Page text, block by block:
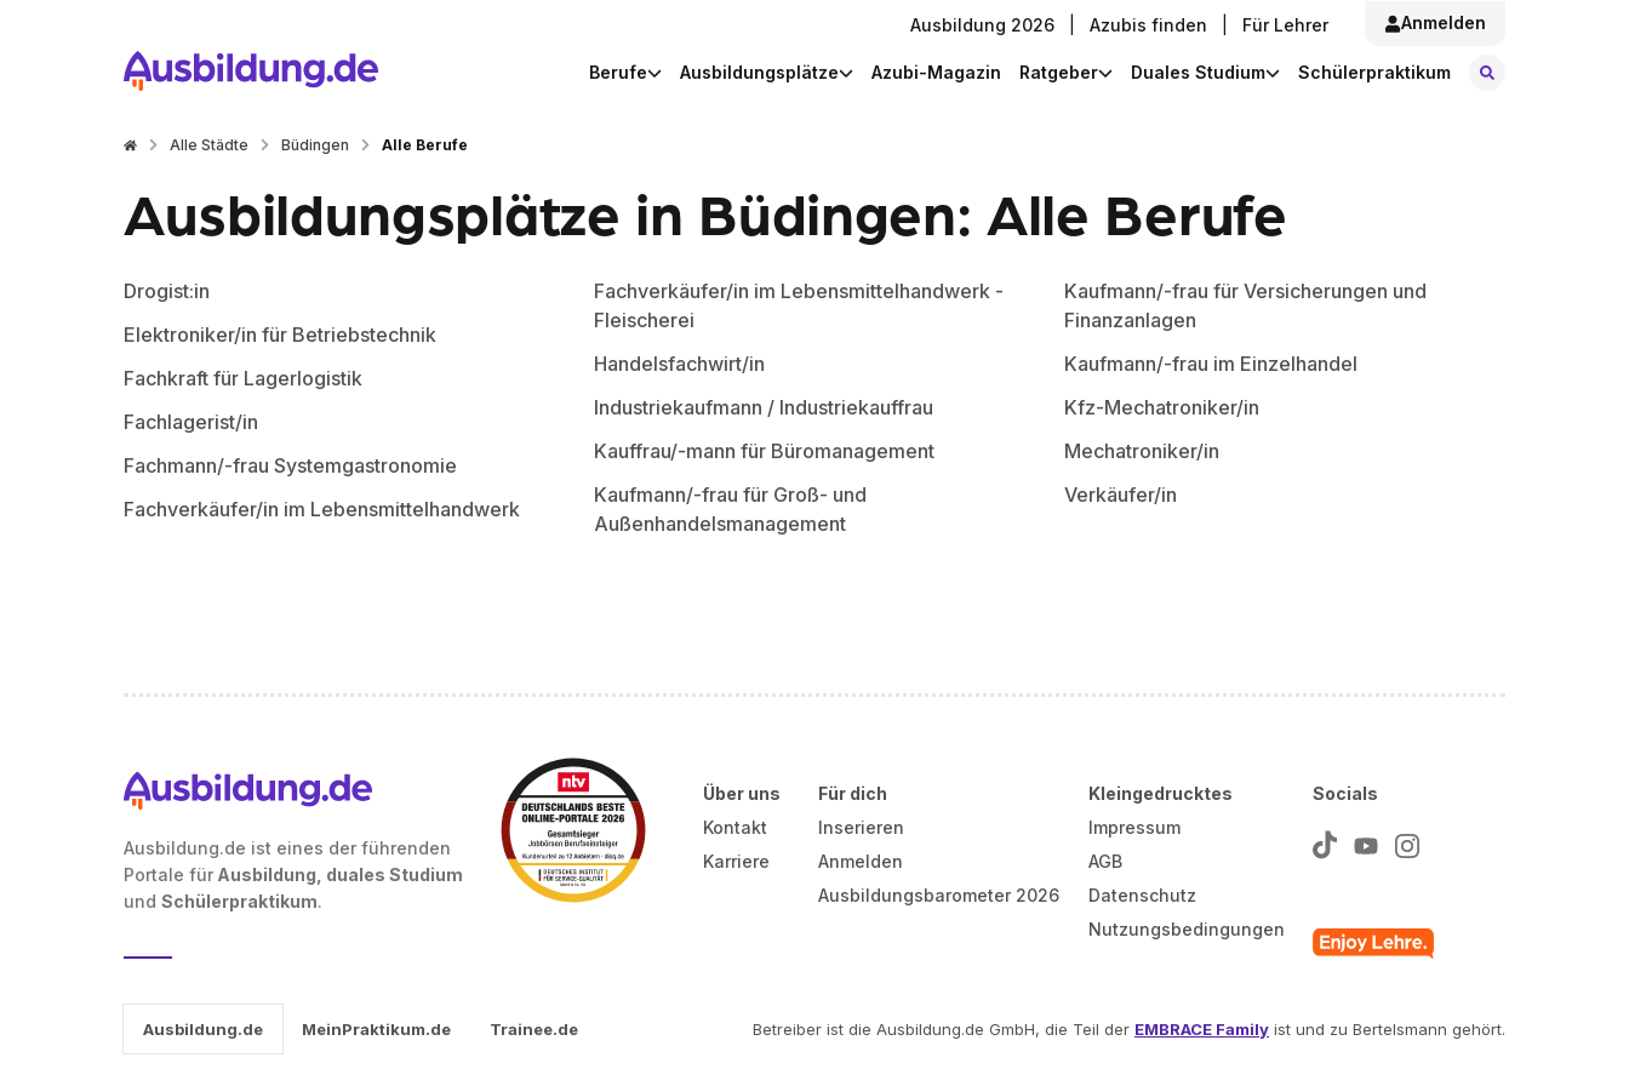
Ausbildung 2026 Azubis finden Für Lehrer Anmelden
Berufe Ausbildungsplätze Azubi-Magazin Ratgeber Duales Studium Schülerpraktikum
Alle Städte Büdingen Alle Berufe
Ausbildungsplätze in Büdingen: Alle Berufe
Drogist:in
Elektroniker/in für Betriebstechnik
Fachkraft für Lagerlogistik
Fachlagerist/in
Fachmann/-frau Systemgastronomie
Fachverkäufer/in im Lebensmittelhandwerk
Fachverkäufer/in im Lebensmittelhandwerk -
Fleischerei
Handelsfachwirt/in
Industriekaufmann / Industriekauffrau
Kauffrau/-mann für Büromanagement
Kaufmann/-frau für Groß- und
Außenhandelsmanagement
Kaufmann/-frau für Versicherungen und
Finanzanlagen
Kaufmann/-frau im Einzelhandel
Kfz-Mechatroniker/in
Mechatroniker/in
Verkäufer/in
Ausbildung.de ist eines der führenden
Portale für Ausbildung, duales Studium
und Schülerpraktikum.
Über uns
Kontakt
Karriere
Für dich
Inserieren
Anmelden
Ausbildungsbarometer 2026
Kleingedrucktes
Impressum
AGB
Datenschutz
Nutzungsbedingungen
Socials
Ausbildung.de MeinPraktikum.de Trainee.de Betreiber ist die Ausbildung.de GmbH, die Teil der EMBRACE Family ist und zu Bertelsmann gehört.